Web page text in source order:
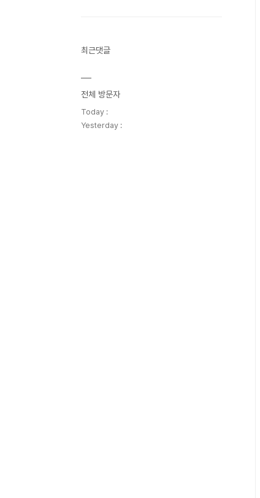
최근댓글
전체 방문자
Today :
Yesterday :